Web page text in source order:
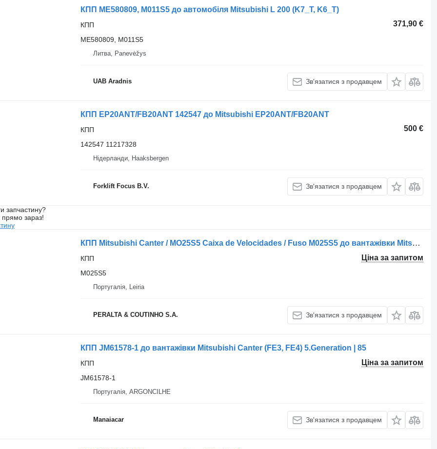
КПП ME580809, M011S5 до автомобіля Mitsubishi L 200 (K7_T, K6_T)
371,90 €
КПП
ME580809, M011S5
Литва, Panevėžys
UAB Aradnis Зв'язатися з продавцем
КПП EP20ANT/FB20ANT 142547 до Mitsubishi EP20ANT/FB20ANT
500 €
КПП
142547 11217328
Нідерланди, Haaksbergen
Forklift Focus B.V. Зв'язатися з продавцем
запчастину?
прямо зараз!
КПП Mitsubishi Canter / MO25S5 Caixa de Velocidades / Fuso M025S5 до вантажівки Mitsubishi
Ціна за запитом
КПП
M025S5
Португалія, Leiria
PERALTA & COUTINHO S.A. Зв'язатися з продавцем
КПП JM61578-1 до вантажівки Mitsubishi Canter (FE3, FE4) 5.Generation | 85
Ціна за запитом
КПП
JM61578-1
Португалія, ARGONCILHE
Manaiacar Зв'язатися з продавцем